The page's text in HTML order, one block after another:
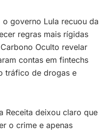
governo Lula recuou da
regras mais rígidas
Oculto revelar
contas em fintechs
tráfico de drogas e
Receita deixou claro que
o crime e apenas